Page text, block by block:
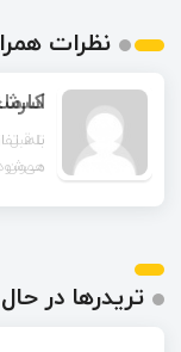
نظرات
تا
همون
تریدرها در